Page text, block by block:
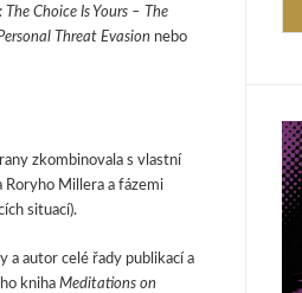
Choice Is Yours – The
Threat Evasion nebo
zkombinovala s vlastní
Millera a fázemi
situací).
a autor celé řady publikací a
kniha Meditations on